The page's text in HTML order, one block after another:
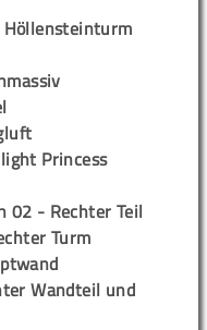
Princess
02 - Rechter Teil
Turm
Wandteil und